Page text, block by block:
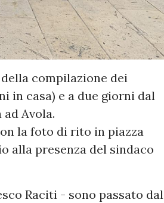
compilazione dei
in casa) e a due giorni dal
Avola.
la foto di rito in piazza
alla presenza del sindaco
Raciti - sono passato dal